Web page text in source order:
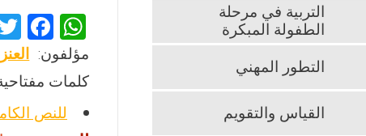
W
h
at
s
F
a
ce
b
مؤلفون:
كلمات
للنص
التربية في مرحلة
الطفولة المبكرة
التطور المهني
القياس والتقويم